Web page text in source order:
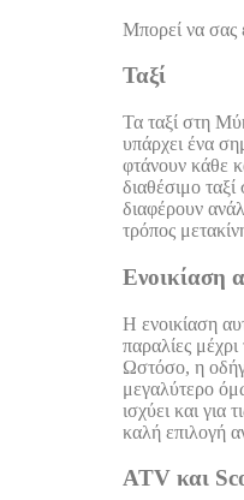
Μπορεί να σας
Ταξί
Τα ταξί στη
υπάρχει ένα
φτάνουν κάθε
διαθέσιμο
διαφέρουν
τρόπος
Ενοικίαση
Η ενοικίαση
παραλίες
Ωστόσο, η
μεγαλύτερο
ισχύει και για
καλή επιλογή
ATV και